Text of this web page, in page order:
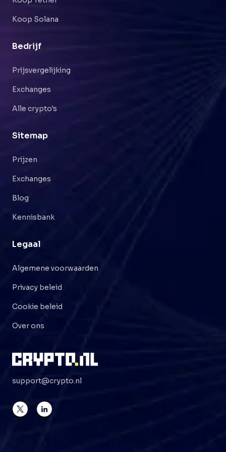
Koop Solana
Bedrijf
Prijsvergelijking
Exchanges
Alle crypto's
Sitemap
Prijzen
Exchanges
Blog
Kennisbank
Legaal
Algemene voorwaarden
Privacy beleid
Cookie beleid
Over ons
support@crypto.nl